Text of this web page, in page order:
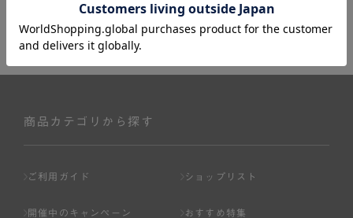
商品カテゴリから探す
ご利用ガイド ショップリスト
開催中のキャンペーン おすすめ特集